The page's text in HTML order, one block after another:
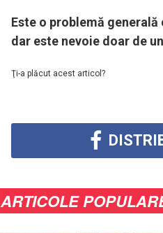
Este o problemă
dar este nevoie doar de
Ţi-a plăcut acest articol?
ARTICOLE